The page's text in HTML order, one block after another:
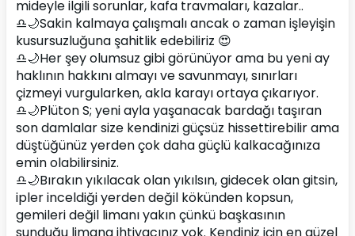
mideyle ilgili sorunlar, kafa travmaları, kazalar..
♎🌙Sakin kalmaya çalışmalı ancak o zaman işleyişin
kusursuzluğuna şahitlik edebiliriz 😍
♎🌙Her şey olumsuz gibi görünüyor ama bu yeni ay
haklının hakkını almayı ve savunmayı, sınırları
çizmeyi vurgularken, akla karayı ortaya çıkarıyor.
♎🌙Plüton S; yeni ayla yaşanacak bardağı taşıran
son damlalar size kendinizi güçsüz hissettirebilir ama
düştüğünüz yerden çok daha güçlü kalkacağınıza
emin olabilirsiniz.
♎🌙Bırakın yıkılacak olan yıkılsın, gidecek olan gitsin,
ipler inceldiği yerden değil kökünden kopsun,
gemileri değil limanı yakın çünkü başkasının